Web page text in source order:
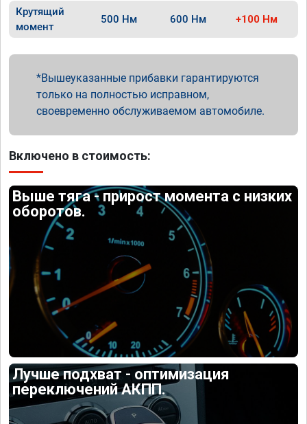
Крутящий
момент
500 Нм 600 Нм +100 Нм
Вышеуказанные прибавки гарантируются
только на полностью исправном,
своевременно обслуживаемом автомобиле.
Включено в стоимость:
Выше тяга - прирост момента с низких
оборотов.
Лучше подхват - оптимизация
переключений АКПП.